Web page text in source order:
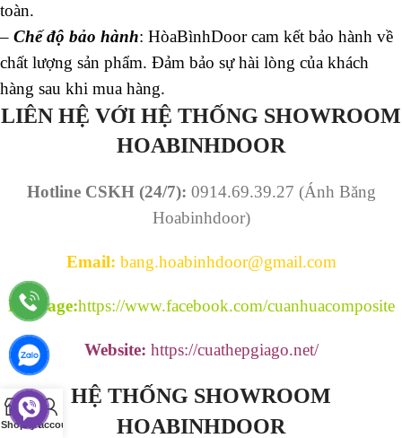
toàn.
– Chế độ bảo hành: HòaBìnhDoor cam kết bảo hành về
chất lượng sản phẩm. Đảm bảo sự hài lòng của khách
hàng sau khi mua hàng.
LIÊN HỆ VỚI HỆ THỐNG SHOWROOM
HOABINHDOOR
Hotline CSKH (24/7): 0914.69.39.27 (Ánh Băng
Hoabinhdoor)
Email: bang.hoabinhdoor@gmail.com
Fanpage:https://www.facebook.com/cuanhuacomposite
Website: https://cuathepgiago.net/
HỆ THỐNG SHOWROOM
HOABINHDOOR
Shop
0
Cart
My account